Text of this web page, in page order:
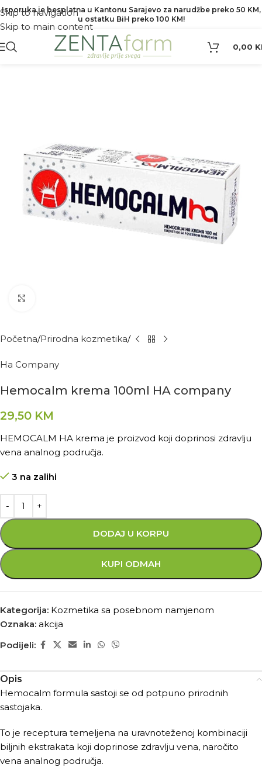
Skip to navigation
Skip to main content
Isporuka je besplatna u Kantonu Sarajevo za narudžbe preko 50 KM,
u ostatku BiH preko 100 KM!
0,00
Početna Prirodna kozmetika
Ha Company
Hemocalm krema 100ml HA company
29,50 KM
HEMOCALM HA krema je proizvod koji doprinosi zdravlju
vena analnog područja.
3 na zalihi
DODAJ U KORPU
KUPI ODMAH
Kategorija: Kozmetika sa posebnom namjenom
Oznaka: akcija
Podijeli:
Opis
Hemocalm formula sastoji se od potpuno prirodnih
sastojaka.
To je receptura temeljena na uravnoteženoj kombinaciji
biljnih ekstrakata koji doprinose zdravlju vena, naročito
vena analnog područja.